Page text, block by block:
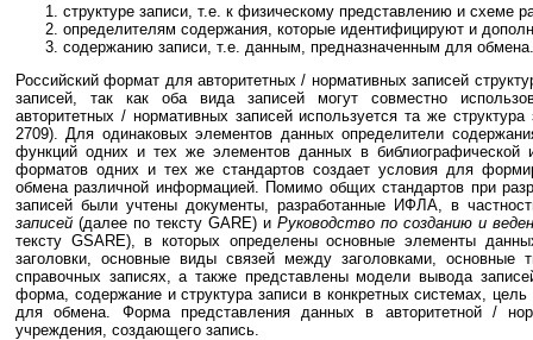
структуре записи, т.е. к физическому представлению и схеме
определителям содержания, которые идентифицируют и
содержанию записи, т.е. данным, предназначенным для обмена.
Российский формат для авторитетных / нормативных записей
записей, так как оба вида записей могут совместно
авторитетных / нормативных записей используется та же
2709). Для одинаковых элементов данных определители
функций одних и тех же элементов данных в библиографической
форматов одних и тех же стандартов создает условия для
обмена различной информацией. Помимо общих стандартов при
записей были учтены документы, разработанные ИФЛА, в
записей (далее по тексту GARE) и Руководство по созданию и
тексту GSARE), в которых определены основные элементы
заголовки, основные виды связей между заголовками,
справочных записях, а также представлены модели вывода
форма, содержание и структура записи в конкретных системах,
для обмена. Форма представления данных в авторитетной /
учреждения, создающего запись.